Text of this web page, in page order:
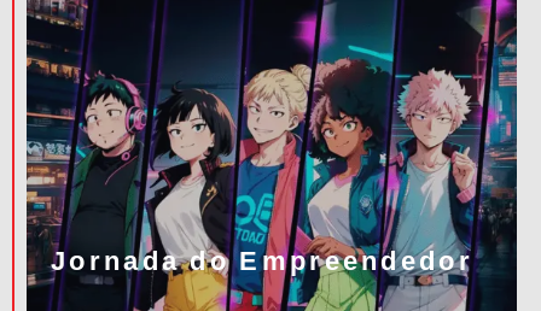
Jornada do Empreendedor